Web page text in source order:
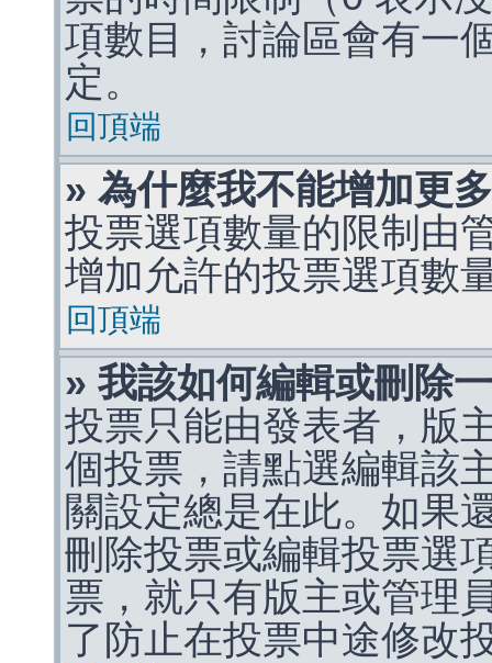
項數目，討論區會有一
定。
回頂端
» 為什麼我不能增加更
投票選項數量的限制由
增加允許的投票選項數
回頂端
» 我該如何編輯或刪除
投票只能由發表者，版
個投票，請點選編輯該
關設定總是在此。如果
刪除投票或編輯投票選
票，就只有版主或管理
了防止在投票中途修改